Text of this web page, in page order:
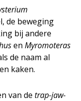
de beweging
bij andere
en Myromoteras
de naam al
kaken.
van de trap-jaw-